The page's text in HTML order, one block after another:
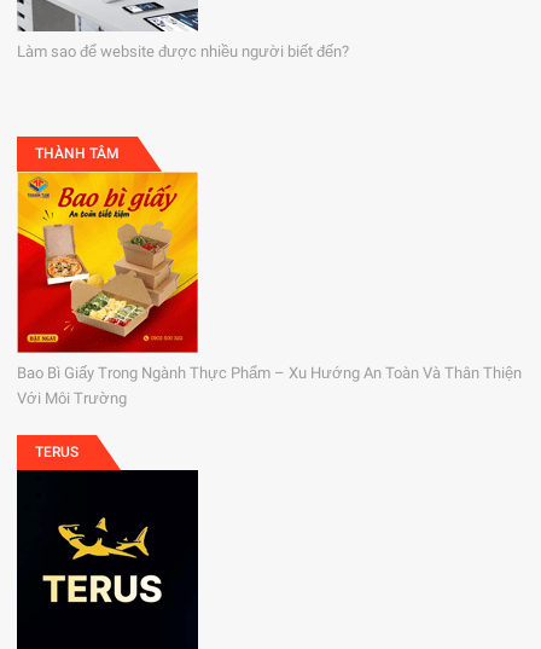
Làm sao để website được nhiều người biết đến?
THÀNH TÂM
Bao Bì Giấy Trong Ngành Thực Phẩm – Xu Hướng An Toàn Và Thân Thiện
Với Môi Trường
TERUS